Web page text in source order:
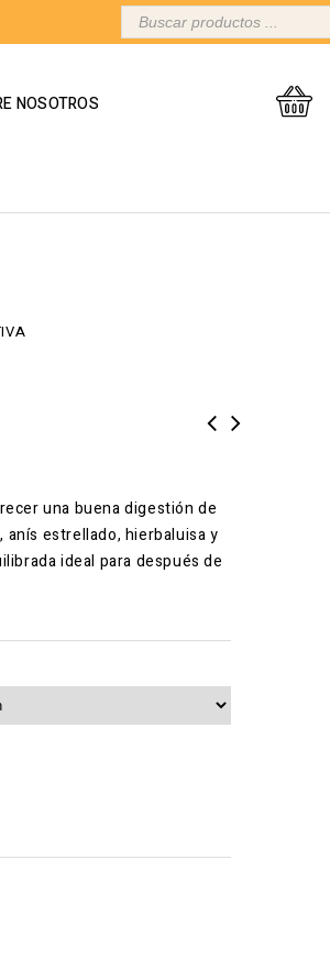
NOSOTROS
una buena digestión de
estrellado, hierbaluisa y
ideal para después de